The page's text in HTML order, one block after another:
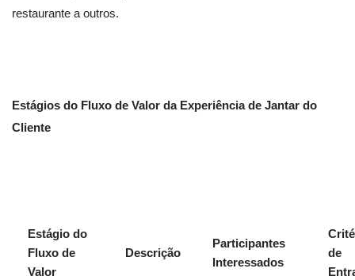
restaurante a outros.
Estágios do Fluxo de Valor da Experiência de Jantar do
Cliente
Estágio do
Fluxo de
Valor
Descrição
Participantes
Interessados
de